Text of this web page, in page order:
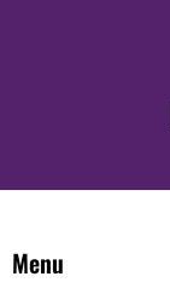
Menu